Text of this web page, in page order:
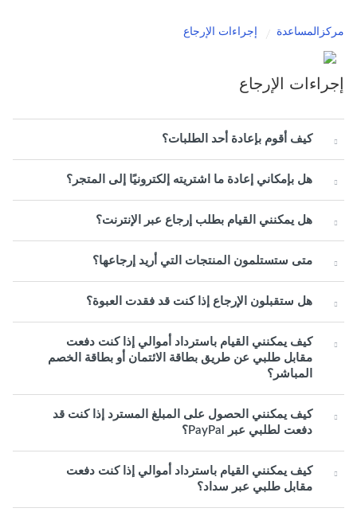
مركزالمساعدة إجراءات الإرجاع
إجراءات الإرجاع
كيف أقوم بإعادة أحد الطلبات؟
هل بإمكاني إعادة ما اشتريته إلكترونيًا إلى المتجر؟
هل يمكنني القيام بطلب إرجاع عبر الإنترنت؟
متى ستستلمون المنتجات التي أريد إرجاعها؟
هل ستقبلون الإرجاع إذا كنت قد فقدت العبوة؟
كيف يمكنني القيام باسترداد أموالي إذا كنت دفعت
مقابل طلبي عن طريق بطاقة الائتمان أو بطاقة الخصم
المباشر؟
كيف يمكنني الحصول على المبلغ المسترد إذا كنت قد
دفعت لطلبي عبر PayPal؟
كيف يمكنني القيام باسترداد أموالي إذا كنت دفعت
مقابل طلبي عبر سداد؟